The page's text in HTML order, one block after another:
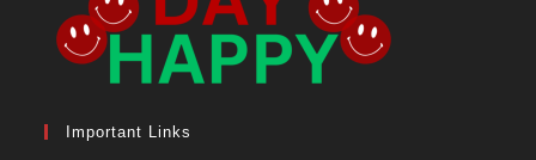
Important Links